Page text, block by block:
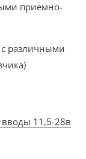
приемно-
с различными
11,5-28в